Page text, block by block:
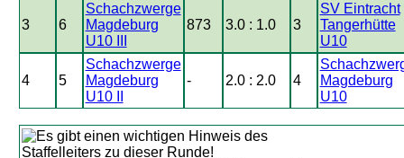
3 6
Schachzwerge
Magdeburg
U10 III
873 3.0 : 1.0 3
SV Eintracht
Tangerhütte
U10
4 5
Schachzwerge
Magdeburg
U10 II
- 2.0 : 2.0 4
Magdeburg
U10